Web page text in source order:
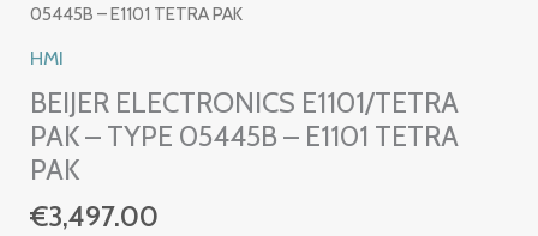
05445B – E1101 TETRA PAK
HMI
BEIJER ELECTRONICS E1101/TETRA
PAK – TYPE 05445B – E1101 TETRA
PAK
€3,497.00